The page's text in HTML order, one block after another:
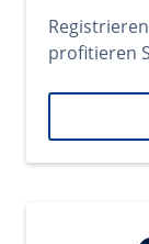
profitieren